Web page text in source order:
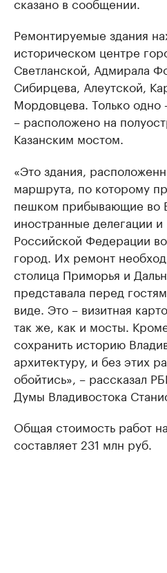
Ремонтируемые здания
историческом центре
Светланской, Адмирала
Сибирцева, Алеутской,
Мордовцева. Только одно
– расположено на
Казанским мостом.
«Это здания,
маршрута, по которому
пешком прибывающие во
иностранные делегации
Российской Федерации
город. Их ремонт
столица Приморья и
представала перед
виде. Это – визитная
так же, как и мосты.
сохранить историю
архитектуру, и без этих
обойтись», – рассказал
Думы Владивостока
Общая стоимость работ
составляет 231 млн руб.